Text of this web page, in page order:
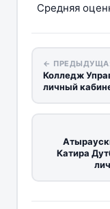
Средняя
←
Колледж
личный
Катира